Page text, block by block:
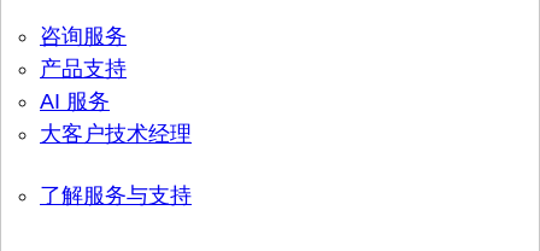
咨询服务
产品支持
AI 服务
大客户技术经理
了解服务与支持